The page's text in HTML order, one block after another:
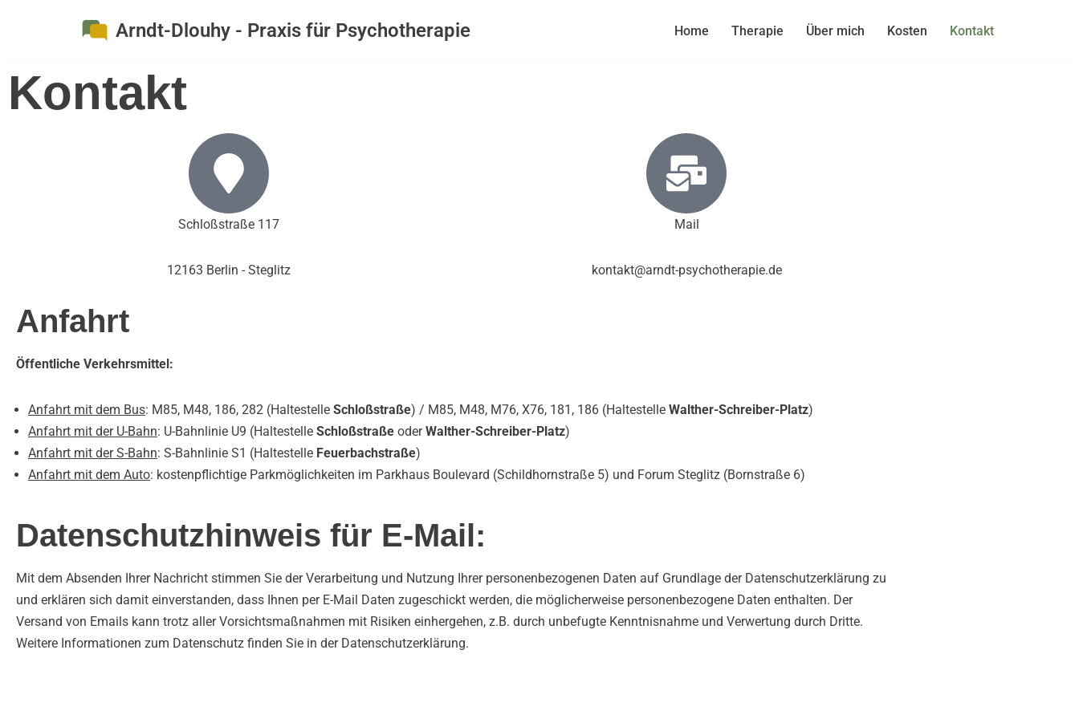
springen
Arndt-Dlouhy - Praxis für Psychotherapie Home Therapie Über mich Kosten Kontakt
Kontakt
Schloßstraße 117
12163 Berlin - Steglitz
Mail
kontakt@arndt-psychotherapie.de
Anfahrt
Öffentliche Verkehrsmittel:
Anfahrt mit dem Bus: M85, M48, 186, 282 (Haltestelle Schloßstraße) / M85, M48, M76, X76, 181, 186 (Haltestelle Walther-Schreiber-Platz)
Anfahrt mit der U-Bahn: U-Bahnlinie U9 (Haltestelle Schloßstraße oderWalther-Schreiber-Platz)
Anfahrt mit der S-Bahn: S-Bahnlinie S1 (Haltestelle Feuerbachstraße)
Anfahrt mit dem Auto: kostenpflichtige Parkmöglichkeiten im Parkhaus Boulevard (Schildhornstraße 5) und Forum Steglitz (Bornstraße 6)
Datenschutzhinweis für E-Mail:
Mit dem Absenden Ihrer Nachricht stimmen Sie der Verarbeitung und Nutzung Ihrer personenbezogenen Daten auf Grundlage der Datenschutzerklärung zu
und erklären sich damit einverstanden, dass Ihnen per E-Mail Daten zugeschickt werden, die möglicherweise personenbezogene Daten enthalten. Der
Versand von Emails kann trotz aller Vorsichtsmaßnahmen mit Risiken einhergehen, z.B. durch unbefugte Kenntnisnahme und Verwertung durch Dritte.
Weitere Informationen zum Datenschutz finden Sie in der Datenschutzerklärung.